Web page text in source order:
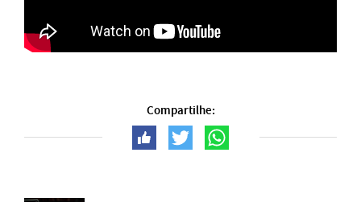
Compartilhe: